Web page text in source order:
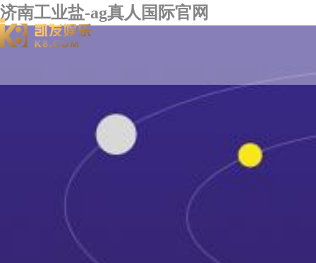
济南工业盐-ag真人国际官网